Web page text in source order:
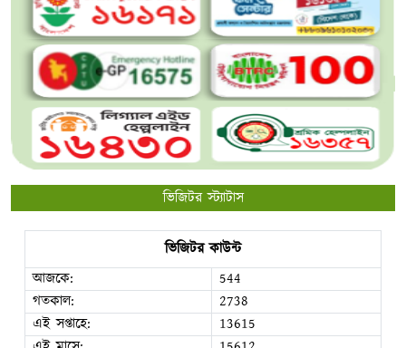
ভিজিটর স্ট্যাটাস
ভিজিটর কাউন্ট
আজকে:
544
গতকাল:
2738
এই সপ্তাহে:
13615